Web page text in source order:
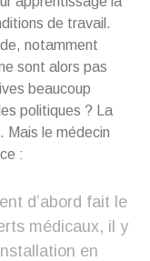
de travail.
notamment
sont alors pas
beaucoup
politiques ? La
Mais le médecin
:
d’abord fait le
médicaux, il y
en